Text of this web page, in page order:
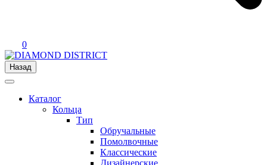
0
Назад
Каталог
Кольца
Тип
Обручальные
Помолвочные
Классические
Дизайнерские